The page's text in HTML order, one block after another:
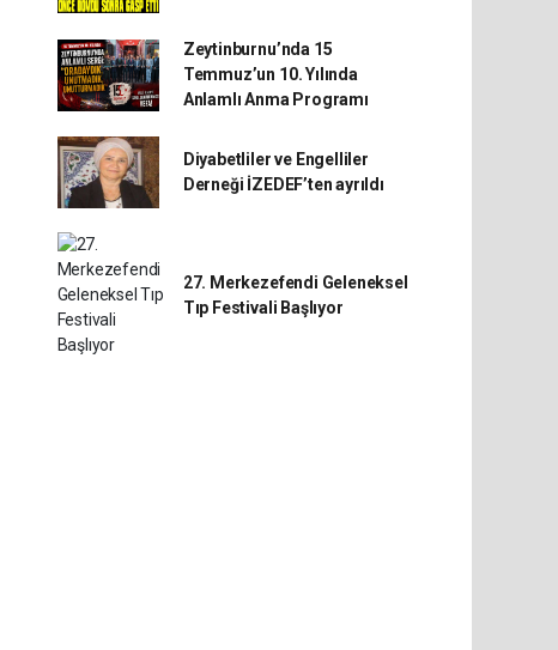
Zeytinburnu’nda 15
Temmuz’un 10. Yılında
Anlamlı Anma Programı
Diyabetliler ve Engelliler
Derneği İZEDEF’ten ayrıldı
27. Merkezefendi Geleneksel
Tıp Festivali Başlıyor